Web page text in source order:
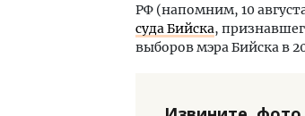
РФ (напомним, 10 августа
суда Бийска,
выборов мэра Бийска в